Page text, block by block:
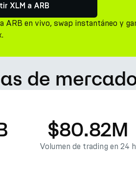
XLM a ARB
ARB en vivo, swap instantáneo y
de
$80.82M
Volumen de trading en 24 h